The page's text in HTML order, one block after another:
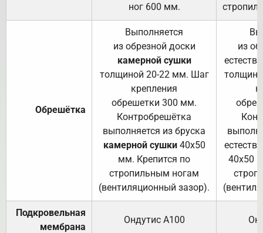
ног 600 мм.
Обрешётка
Выполняется
из обрезной доски
камерной сушки
толщиной 20-22 мм. Шаг
крепления
обрешетки 300 мм.
Контробрешётка
выполняется из бруска
камерной сушки40х50
мм. Крепится по
стропильным ногам
(вентиляционный зазор).
из
40х50
Подкровельная
мембрана
Ондутис А100